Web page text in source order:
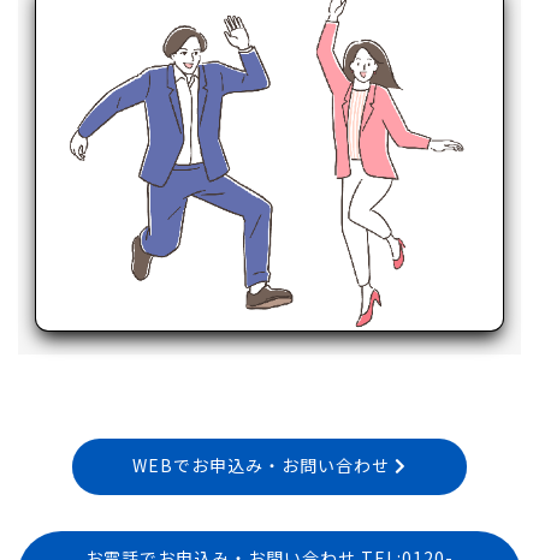
WEBでお申込み・お問い合わせ